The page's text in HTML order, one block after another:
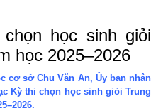
học sinh giỏi
học 2025–2026
cơ sở Chu Văn An, Ủy ban nhân
Kỳ thi chọn học sinh giỏi Trung